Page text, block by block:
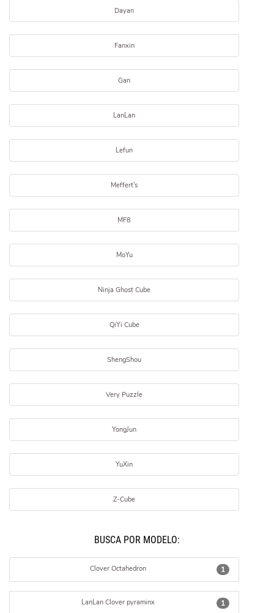
Dayan
Fanxin
Gan
LanLan
Lefun
Meffert's
MF8
MoYu
Ninja Ghost Cube
QiYi Cube
ShengShou
Very Puzzle
YongJun
YuXin
Z-Cube
BUSCÁ POR MODELO:
1
Clover Octahedron
1
LanLan Clover pyraminx